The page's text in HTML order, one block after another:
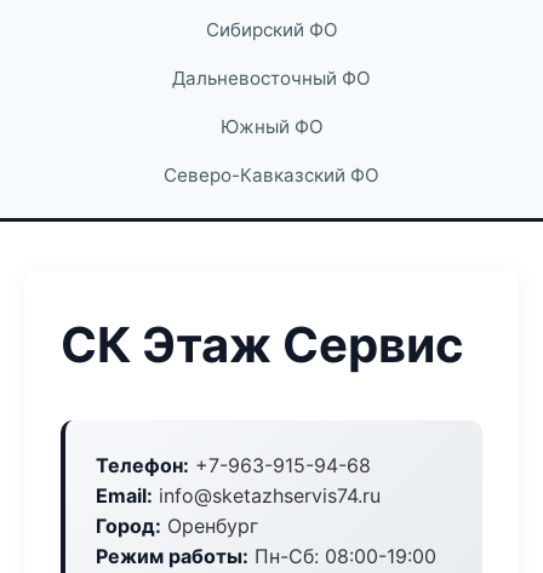
Сибирский ФО
Дальневосточный ФО
Южный ФО
Северо-Кавказский ФО
СК Этаж Сервис
Телефон: +7-963-915-94-68
Email: info@sketazhservis74.ru
Город: Оренбург
Режим работы: Пн-Сб: 08:00-19:00